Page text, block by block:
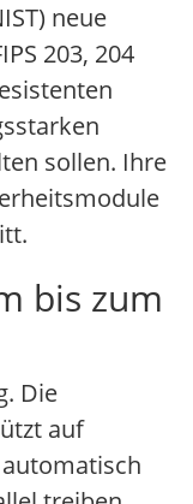
neue
203, 204
sollen. Ihre
bis zum
Die
auf